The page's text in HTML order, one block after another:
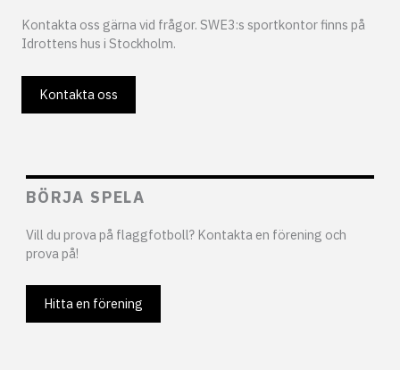
Kontakta oss gärna vid frågor. SWE3:s sportkontor finns på
Idrottens hus i Stockholm.
Kontakta oss
BÖRJA SPELA
Vill du prova på flaggfotboll? Kontakta en förening och
prova på!
Hitta en förening